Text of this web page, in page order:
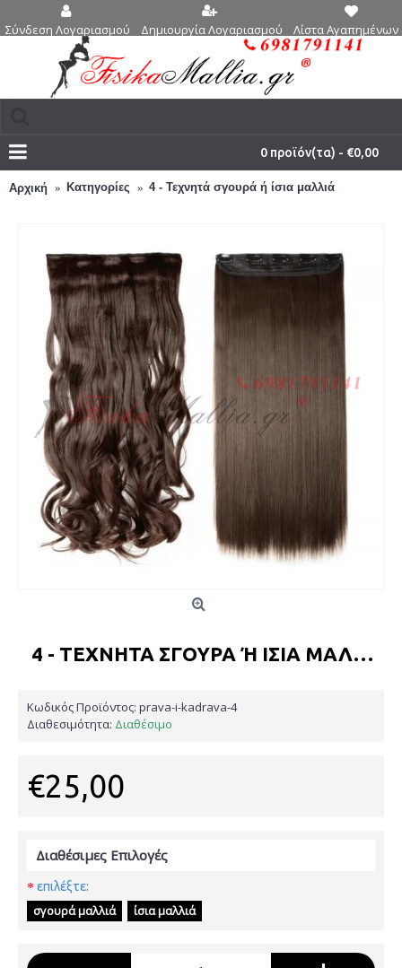
Σύνδεση Λογαριασμού Δημιουργία Λογαριασμού Λίστα Αγαπημένων
0 προϊόν(τα) - €0,00
Αρχική Κατηγορίες 4 - Τεχνητά σγουρά ή ίσια μαλλιά
4 - ΤΕΧΝΗΤΆ ΣΓΟΥΡΆ Ή ΊΣΙΑ ΜΑΛΛΙΆ
Κωδικός Προϊόντος: prava-i-kadrava-4
Διαθεσιμότητα: Διαθέσιμο
€25,00
Διαθέσιμες Επιλογές
επιλέξτε:
σγουρά μαλλιά ίσια μαλλιά